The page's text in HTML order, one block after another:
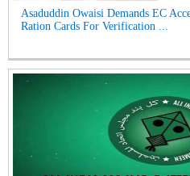
Asaduddin Owaisi Demands EC
Ration Cards For Verification ...